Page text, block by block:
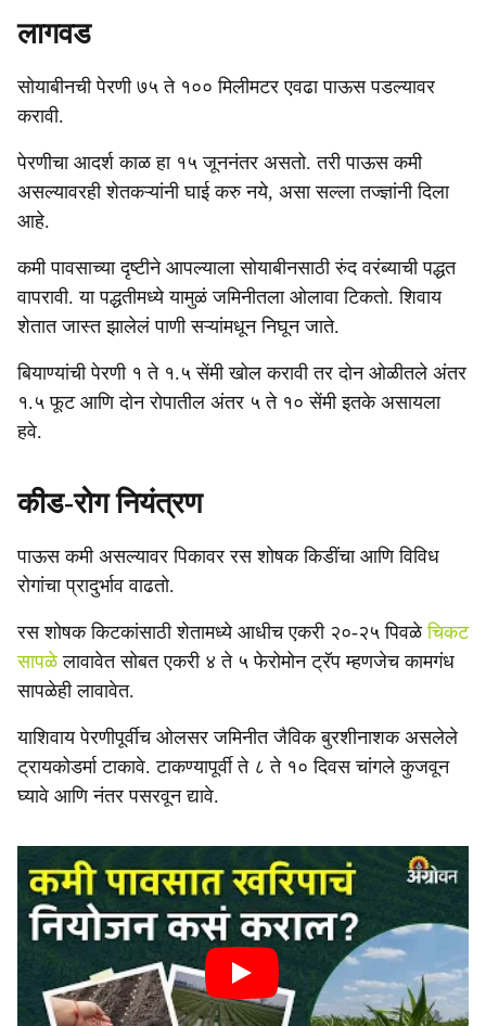
लागवड
सोयाबीनची पेरणी ७५ ते १०० मिलीमटर एवढा पाऊस पडल्यावर
करावी.
पेरणीचा आदर्श काळ हा १५ जूननंतर असतो. तरी पाऊस कमी
असल्यावरही शेतकऱ्यांनी घाई करु नये, असा सल्ला तज्ज्ञांनी दिला
आहे.
कमी पावसाच्या दृष्टीने आपल्याला सोयाबीनसाठी रुंद वरंब्याची पद्धत
वापरावी. या पद्धतीमध्ये यामुळं जमिनीतला ओलावा टिकतो. शिवाय
शेतात जास्त झालेलं पाणी सऱ्यांमधून निघून जाते.
बियाण्यांची पेरणी १ ते १.५ सेंमी खोल करावी तर दोन ओळीतले अंतर
१.५ फूट आणि दोन रोपातील अंतर ५ ते १० सेंमी इतके असायला
हवे.
कीड-रोग नियंत्रण
पाऊस कमी असल्यावर पिकावर रस शोषक किडींचा आणि विविध
रोगांचा प्रादुर्भाव वाढतो.
रस शोषक किटकांसाठी शेतामध्ये आधीच एकरी २०-२५ पिवळेचिकट
सापळेलावावेत सोबत एकरी ४ ते ५ फेरोमोन ट्रॅप म्हणजेच कामगंध
सापळेही लावावेत.
याशिवाय पेरणीपूर्वीच ओलसर जमिनीत जैविक बुरशीनाशक असलेले
ट्रायकोडर्मा टाकावे. टाकण्यापूर्वी ते ८ ते १० दिवस चांगले कुजवून
घ्यावे आणि नंतर पसरवून द्यावे.